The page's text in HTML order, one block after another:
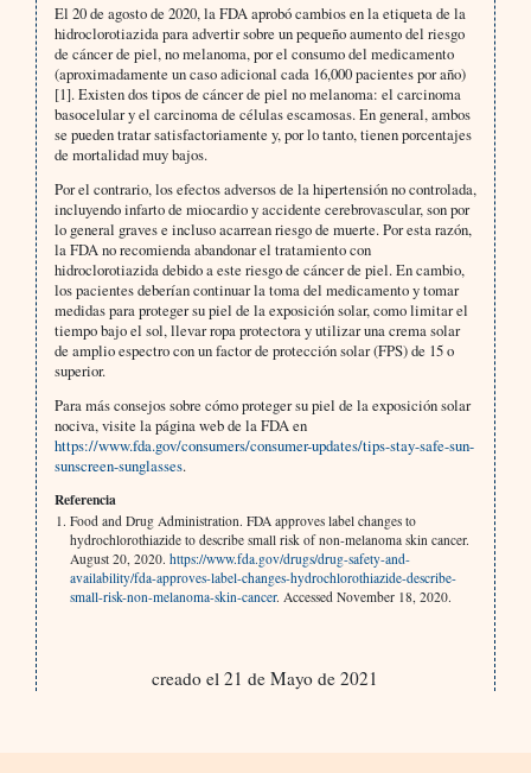
El 20 de agosto de 2020, la FDA aprobó cambios en la etiqueta de la
hidroclorotiazida para advertir sobre un pequeño aumento del riesgo
de cáncer de piel, no melanoma, por el consumo del medicamento
(aproximadamente un caso adicional cada 16,000 pacientes por año)
[1]. Existen dos tipos de cáncer de piel no melanoma: el carcinoma
basocelular y el carcinoma de células escamosas. En general, ambos
se pueden tratar satisfactoriamente y, por lo tanto, tienen porcentajes
de mortalidad muy bajos.
Por el contrario, los efectos adversos de la hipertensión no controlada,
incluyendo infarto de miocardio y accidente cerebrovascular, son por
lo general graves e incluso acarrean riesgo de muerte. Por esta razón,
la FDA no recomienda abandonar el tratamiento con
hidroclorotiazida debido a este riesgo de cáncer de piel. En cambio,
los pacientes deberían continuar la toma del medicamento y tomar
medidas para proteger su piel de la exposición solar, como limitar el
tiempo bajo el sol, llevar ropa protectora y utilizar una crema solar
de amplio espectro con un factor de protección solar (FPS) de 15 o
superior.
Para más consejos sobre cómo proteger su piel de la exposición solar
nociva, visite la página web de la FDA en
https://www.fda.gov/consumers/consumer-updates/tips-stay-safe-sun-
sunscreen-sunglasses.
Referencia
Food and Drug Administration. FDA approves label changes to
hydrochlorothiazide to describe small risk of non-melanoma skin cancer.
August 20, 2020. https://www.fda.gov/drugs/drug-safety-and-
availability/fda-approves-label-changes-hydrochlorothiazide-describe-
small-risk-non-melanoma-skin-cancer. Accessed November 18, 2020.
creado el 21 de Mayo de 2021